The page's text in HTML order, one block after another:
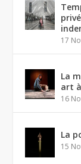
17
La
art
16
La
15